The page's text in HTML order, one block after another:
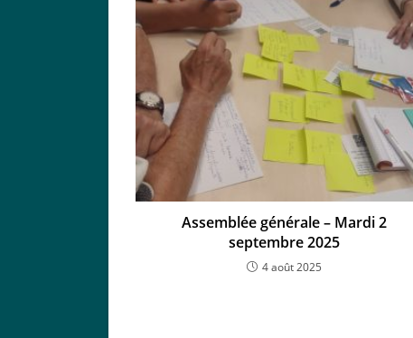
Assemblée générale – Mardi 2
septembre 2025
4 août 2025